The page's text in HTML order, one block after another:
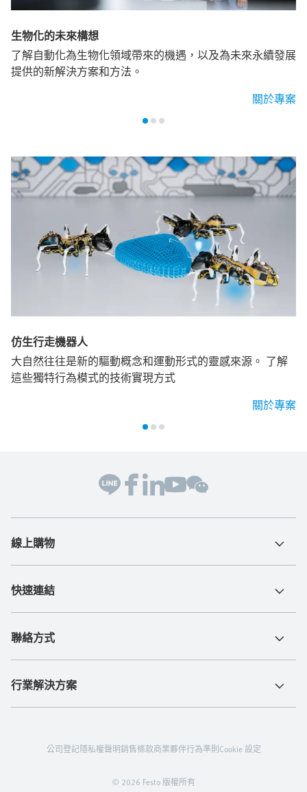
生物化的未來構想
了解自動化為生物化領域帶來的機遇，以及為未來永續發展
提供的新解決方案和方法。
關於專案
仿生行走機器人
大自然往往是新的驅動概念和運動形式的靈感來源。 了解
這些獨特行為模式的技術實現方式
關於專案
線上購物
快速連結
聯絡方式
行業解決方案
© 2026 Festo 版權所有
公司登記隱私權聲明銷售條款商業夥伴行為準則Cookie 設定